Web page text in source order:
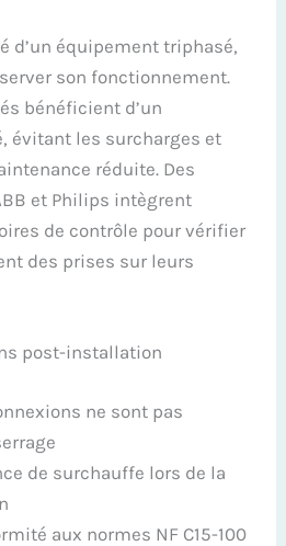
d’un équipement triphasé,
son fonctionnement.
bénéficient d’un
évitant les surcharges et
réduite. Des
et Philips intègrent
de contrôle pour vérifier
des prises sur leurs
post-installation
ne sont pas
de surchauffe lors de la
aux normes NF C15-100